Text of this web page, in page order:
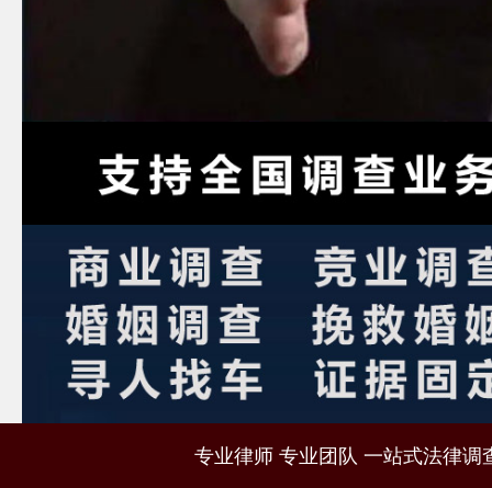
专业律师 专业团队 一站式法律调